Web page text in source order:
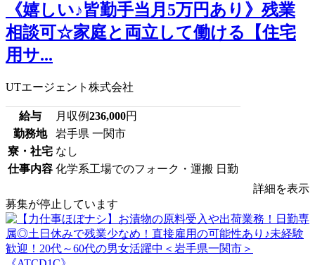
《嬉しい♪皆勤手当月5万円あり》残業
相談可☆家庭と両立して働ける【住宅
用サ...
UTエージェント株式会社
給与 月収例236,000円
勤務地
岩手県 一関市
寮・社宅 なし
仕事内容 化学系工場でのフォーク・運搬 日勤
詳細を表示
募集が停止しています